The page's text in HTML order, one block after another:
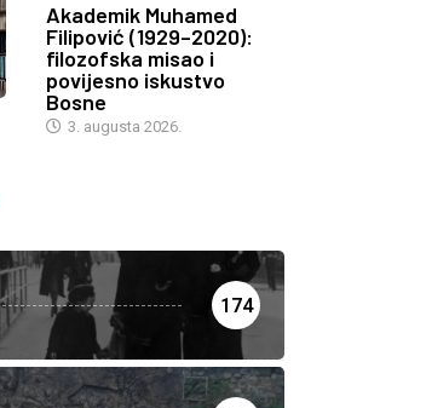
Akademik Muhamed
Filipović (1929–2020):
filozofska misao i
povijesno iskustvo
Bosne
3. augusta 2026.
174